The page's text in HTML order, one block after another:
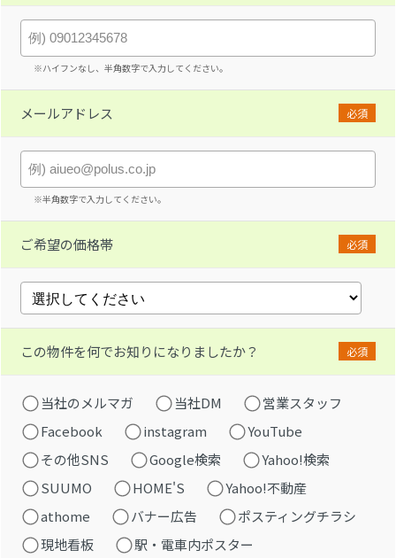
※ハイフンなし、半角数字で入力してください。
メールアドレス 必須
※半角数字で入力してください。
ご希望の価格帯 必須
この物件を何でお知りになりましたか？ 必須
当社のメルマガ 当社DM
営業スタッフ
Facebook
instagram
YouTube
その他SNS
Google検索
Yahoo!検索
SUUMO
HOME'S
Yahoo!不動産
athome
バナー広告
ポスティングチラシ
現地看板
駅・電車内ポスター